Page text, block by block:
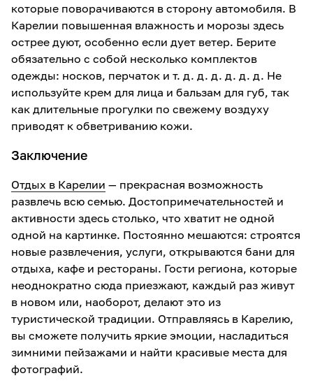
которые поворачиваются в сторону автомобиля. В
Карелии повышенная влажность и морозы здесь
острее дуют, особенно если дует ветер. Берите
обязательно с собой несколько комплектов
одежды: носков, перчаток и т. д. д. д. д. д. д. Не
используйте крем для лица и бальзам для губ, так
как длительные прогулки по свежему воздуху
приводят к обветриванию кожи.
Заключение
Отдых в Карелии — прекрасная возможность
развлечь всю семью. Достопримечательностей и
активности здесь столько, что хватит не одной
одной на картинке. Постоянно мешаются: строятся
новые развлечения, услуги, открываются бани для
отдыха, кафе и рестораны. Гости региона, которые
неоднократно сюда приезжают, каждый раз живут
в новом или, наоборот, делают это из
туристической традиции. Отправляясь в Карелию,
вы сможете получить яркие эмоции, насладиться
зимними пейзажами и найти красивые места для
фотографий.